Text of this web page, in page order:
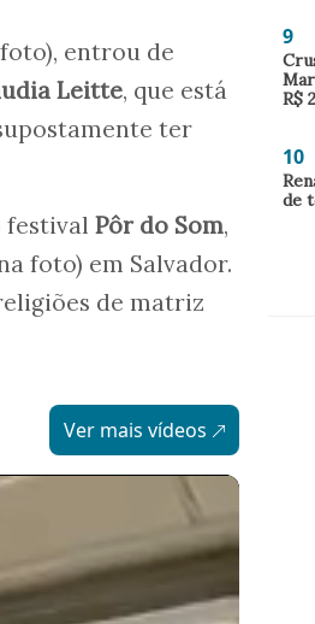
entrou de
Leitte, que está
ter
festival Pôr do Som,
foto) em Salvador.
de matriz
Ver mais vídeos
9
R$
10
de